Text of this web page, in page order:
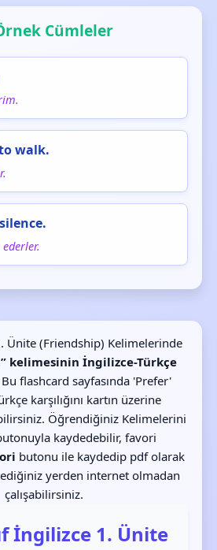
Cümleler
walk.
Ünite (Friendship) Kelimelerinde
kelimesinin İngilizce-Türkçe
Bu flashcard sayfasında 'Prefer'
karşılığını kartın üzerine
Öğrendiğiniz Kelimelerini
kaydedebilir, favori
butonu ile kaydedip pdf olarak
yerden internet olmadan
çalışabilirsiniz.
İngilizce 1. Ünite